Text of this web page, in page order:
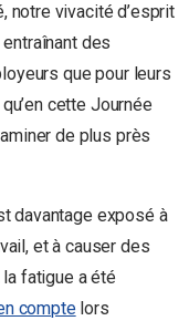
notre vivacité d’esprit
des
que pour leurs
cette Journée
de plus près
davantage exposé à
et à causer des
fatigue a été
comptelors